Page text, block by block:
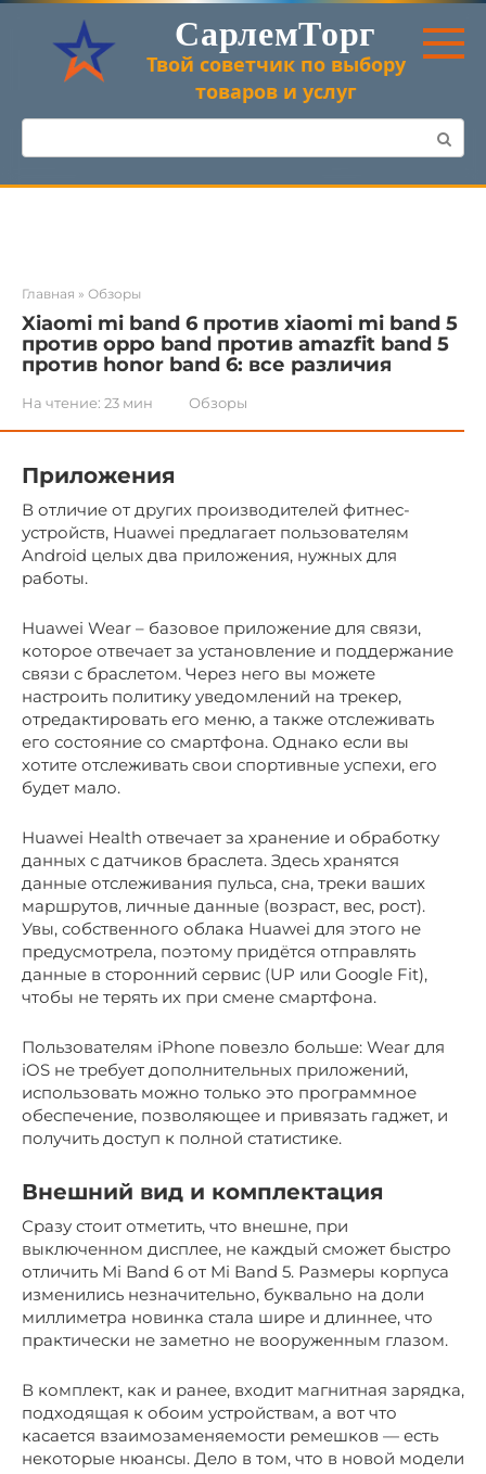
Перейти
контенту
СарлемТорг
Твой советчик по выбору
товаров и услуг
Поиск:
Главная » Обзоры
Xiaomi mi band 6 против xiaomi mi band 5
против oppo band против amazfit band 5
против honor band 6: все различия
На чтение: 23 мин Обзоры
Приложения
В отличие от других производителей фитнес-
устройств, Huawei предлагает пользователям
Android целых два приложения, нужных для
работы.
Huawei Wear – базовое приложение для связи,
которое отвечает за установление и поддержание
связи с браслетом. Через него вы можете
настроить политику уведомлений на трекер,
отредактировать его меню, а также отслеживать
его состояние со смартфона. Однако если вы
хотите отслеживать свои спортивные успехи, его
будет мало.
Huawei Health отвечает за хранение и обработку
данных с датчиков браслета. Здесь хранятся
данные отслеживания пульса, сна, треки ваших
маршрутов, личные данные (возраст, вес, рост).
Увы, собственного облака Huawei для этого не
предусмотрела, поэтому придётся отправлять
данные в сторонний сервис (UP или Google Fit),
чтобы не терять их при смене смартфона.
Пользователям iPhone повезло больше: Wear для
iOS не требует дополнительных приложений,
использовать можно только это программное
обеспечение, позволяющее и привязать гаджет, и
получить доступ к полной статистике.
Внешний вид и комплектация
Сразу стоит отметить, что внешне, при
выключенном дисплее, не каждый сможет быстро
отличить Mi Band 6 от Mi Band 5. Размеры корпуса
изменились незначительно, буквально на доли
миллиметра новинка стала шире и длиннее, что
практически не заметно не вооруженным глазом.
В комплект, как и ранее, входит магнитная зарядка,
подходящая к обоим устройствам, а вот что
касается взаимозаменяемости ремешков — есть
некоторые нюансы. Дело в том, что в новой модели